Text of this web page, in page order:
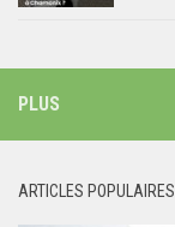
PLUS
ARTICLES POPULAIRES